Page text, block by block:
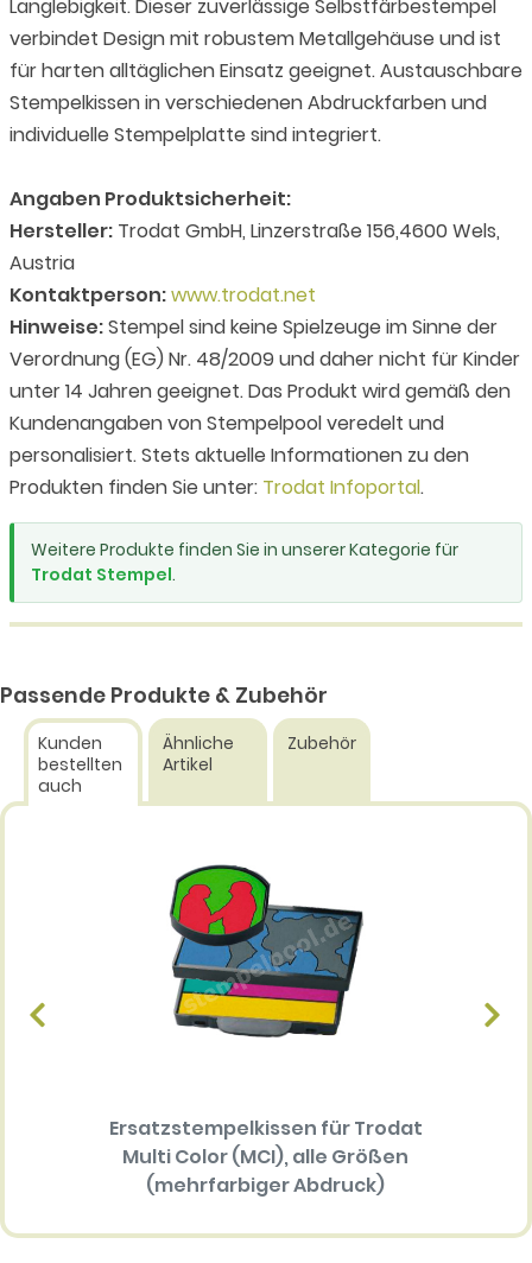
Langlebigkeit. Dieser zuverlässige Selbstfärbestempel
verbindet Design mit robustem Metallgehäuse und ist
für harten alltäglichen Einsatz geeignet. Austauschbare
Stempelkissen in verschiedenen Abdruckfarben und
individuelle Stempelplatte sind integriert.
Angaben Produktsicherheit:
Hersteller: Trodat GmbH, Linzerstraße 156,4600 Wels,
Austria
Kontaktperson:www.trodat.net
Hinweise:Stempel sind keine Spielzeuge im Sinne der
Verordnung (EG) Nr. 48/2009 und daher nicht für Kinder
unter 14 Jahren geeignet. Das Produkt wird gemäß den
Kundenangaben von Stempelpool veredelt und
personalisiert. Stets aktuelle Informationen zu den
Produkten finden Sie unter: Trodat Infoportal.
Weitere Produkte finden Sie in unserer Kategorie für
Trodat Stempel.
Passende Produkte & Zubehör
Kunden
bestellten
auch
Ähnliche
Artikel
Zubehör
Ersatzstempelkissen für Trodat
Multi Color (MCI), alle Größen
(mehrfarbiger Abdruck)